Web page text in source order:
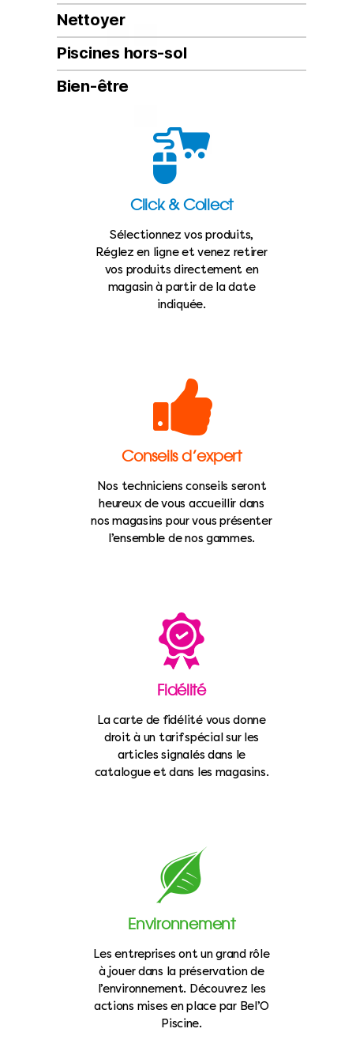
Nettoyer
Piscines hors-sol
Bien-être
Click & Collect
Sélectionnez vos produits,
Réglez en ligne et venez retirer
vos produits directement en
magasin à partir de la date
indiquée.
Conseils d’expert
Nos techniciens conseils seront
heureux de vous accueillir dans
nos magasins pour vous présenter
l’ensemble de nos gammes.
Fidélité
La carte de fidélité vous donne
droit à un tarif spécial sur les
articles signalés dans le
catalogue et dans les magasins.
Environnement
Les entreprises ont un grand rôle
à jouer dans la préservation de
l’environnement. Découvrez les
actions mises en place par Bel’O
Piscine.